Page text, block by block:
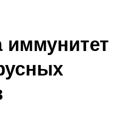
иммунитет